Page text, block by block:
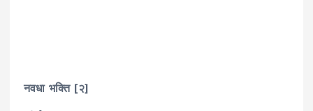
नवधा भक्ति [२]